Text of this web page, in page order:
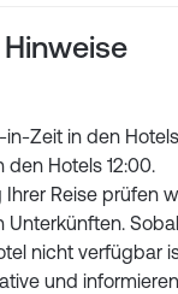
Zeit in den
Hotels 12:00.
Reise prüfen
Unterkünften.
nicht verfügbar
und